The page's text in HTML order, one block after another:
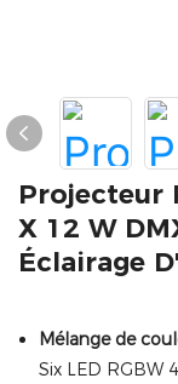
Projecteur
X 12 W
Éclairage
Mélange de
Six LED RGBW